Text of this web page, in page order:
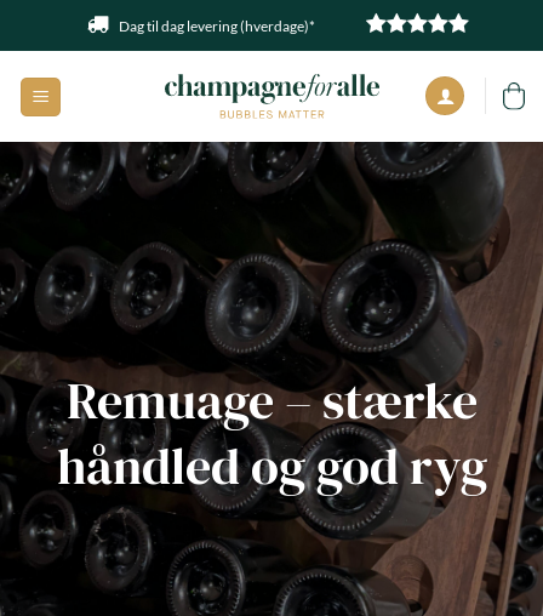
indhold
Dag til dag levering (hverdage)*
Remuage – stærke
håndled og god ryg